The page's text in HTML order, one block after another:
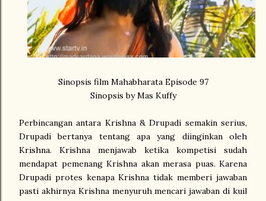
Sinopsis film Mahabharata Episode 97
Sinopsis by Mas Kuffy
Perbincangan antara Krishna & Drupadi semakin serius,
Drupadi bertanya tentang apa yang diinginkan oleh
Krishna. Krishna menjawab ketika kompetisi sudah
mendapat pemenang Krishna akan merasa puas. Karena
Drupadi protes kenapa Krishna tidak memberi jawaban
pasti akhirnya Krishna menyuruh mencari jawaban di kuil